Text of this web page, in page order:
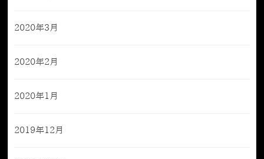
2020年3月
2020年2月
2020年1月
2019年12月